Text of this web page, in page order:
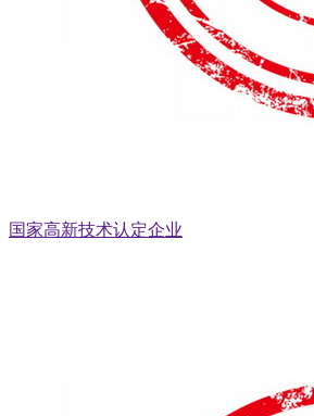
国家高新技术认定企业